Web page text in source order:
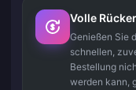
Volle
Genießen Sie
schnellen,
Bestellung
werden kann,